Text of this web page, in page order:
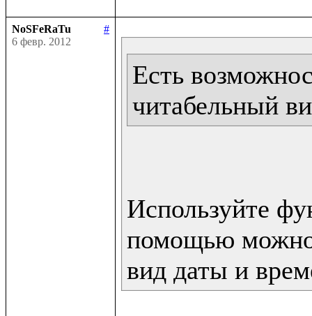
NoSFeRaTu
#
6 февр. 2012
Есть
читабельный
Используйте
помощью
вид даты и